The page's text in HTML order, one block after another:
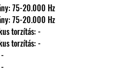
tartomány: 75-20.000 Hz
tartomány: 75-20.000 Hz
torzítás: -
torzítás: -
-
-